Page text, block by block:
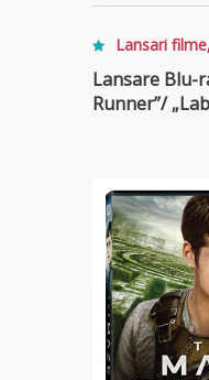
Lansari filme,
Lansare Blu-
Runner”/